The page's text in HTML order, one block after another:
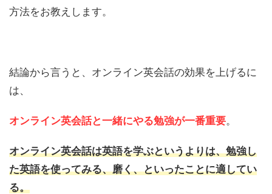
方法をお教えします。
結論から言うと、オンライン英会話の効果を上げるに
は、
オンライン英会話と一緒にやる勉強が一番重要。
オンライン英会話は英語を学ぶというよりは、勉強し
た英語を使ってみる、磨く、といったことに適してい
る。